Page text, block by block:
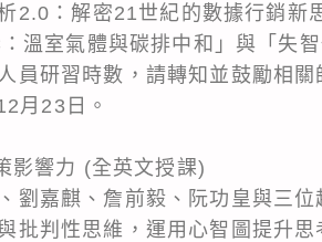
2.0：解密21世紀的數據行銷新
溫室氣體與碳排中和」與「失
員研習時數，請轉知並鼓勵相關
月23日。
影響力 (全英文授課)
劉嘉麒、詹前毅、阮功皇與三
批判性思維，運用心智圖提升